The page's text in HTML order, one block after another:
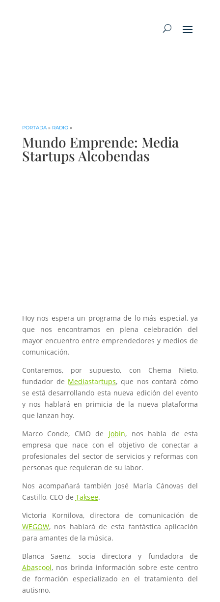
PORTADA» RADIO»
Mundo Emprende: Media
Startups Alcobendas
Hoy nos espera un programa de lo más especial, ya
que nos encontramos en plena celebración del
mayor encuentro entre emprendedores y medios de
comunicación.
Contaremos, por supuesto, con Chema Nieto,
fundador de Mediastartups, que nos contará cómo
se está desarrollando esta nueva edición del evento
y nos hablará en primicia de la nueva plataforma
que lanzan hoy.
Marco Conde, CMO de Jobin, nos habla de esta
empresa que nace con el objetivo de conectar a
profesionales del sector de servicios y reformas con
personas que requieran de su labor.
Nos acompañará también José María Cánovas del
Castillo, CEO de Taksee.
Victoria Kornilova, directora de comunicación de
WEGOW, nos hablará de esta fantástica aplicación
para amantes de la música.
Blanca Saenz, socia directora y fundadora de
Abascool, nos brinda información sobre este centro
de formación especializado en el tratamiento del
autismo.